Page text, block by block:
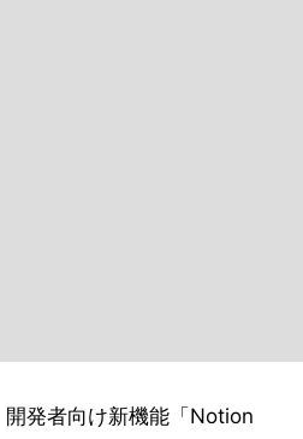
発者向け新機能「Notion